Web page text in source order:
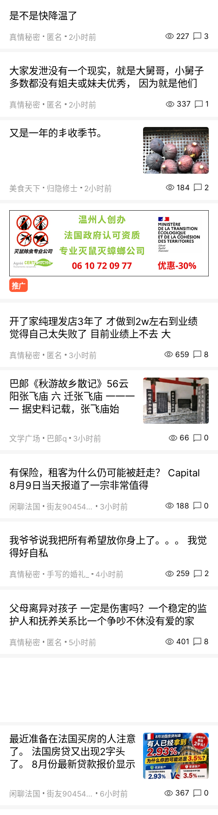
是不是快降温了
真情秘密 匿名 2小时前 227 3
大家发泄没有一个现实，就是大舅哥，小舅子
多数都没有姐夫或妹夫优秀， 因为就是他们
真情秘密 匿名 2小时前 337 1
又是一年的丯收季节。
美食天下 归隐修士 2小时前 184 2
推广
开了家纯理发店3年了 才做到2w左右到业绩
觉得自己太失败了 目前业绩上不去 大
真情秘密 匿名 3小时前 659 8
巴郞《秋游故乡散记》56云
阳张飞庙 六 迁张飞庙 一一一
一 据史料记载，张飞庙始
文学广场 巴郞q 3小时前 66 0
有保险，租客为什么仍可能被赶走？ Capital
8月9日当天报道了一宗非常值得
闲聊法国 街友90454511 3小时前 188 0
我爷爷说我把所有希望放你身上了。。。 我觉
得好自私
真情秘密 手写的婚礼_ 4小时前 259 2
父母离异对孩子 一定是伤害吗？一个稳定的监
护人和抚养关系比一个争吵不休没有爱的家
真情秘密 匿名 5小时前 401 8
最近准备在法国买房的人注意
了。 法国房贷又出现2字头
了。 8月份最新贷款报价显示
闲聊法国 街友90454511 6小时前 367 0